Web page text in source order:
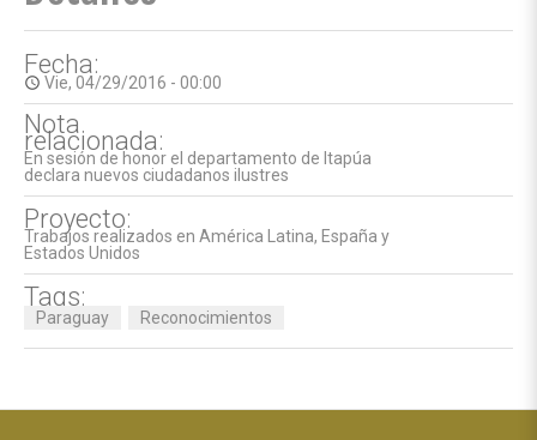
Fecha:
access_time Vie, 04/29/2016 - 00:00
Nota
relacionada:
En sesión de honor el departamento de Itapúa
declara nuevos ciudadanos ilustres
Proyecto:
Trabajos realizados en América Latina, España y
Estados Unidos
Tags:
Paraguay Reconocimientos